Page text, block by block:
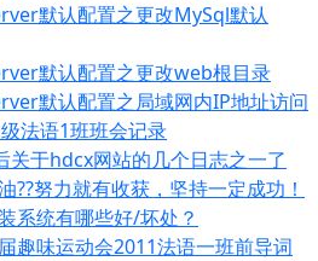
默认配置之更改MySql默认
默认配置之更改web根目录
默认配置之局域网内IP地址访问
法语1班班会记录
关于hdcx网站的几个日志之一了
??努力就有收获，坚持一定成功！
系统有哪些好/坏处？
趣味运动会2011法语一班前导词